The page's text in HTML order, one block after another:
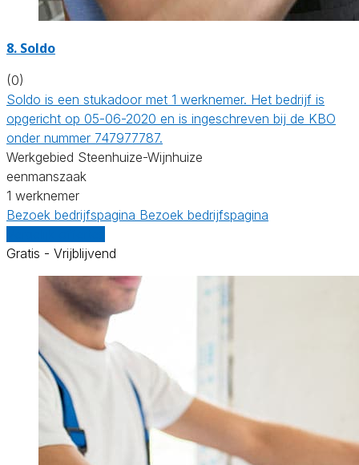
8. Soldo
(0)
Soldo is een stukadoor met 1 werknemer. Het bedrijf is
opgericht op 05-06-2020 en is ingeschreven bij de KBO
onder nummer 747977787.
Werkgebied Steenhuize-Wijnhuize
eenmanszaak
1 werknemer
Bezoek bedrijfspagina Bezoek bedrijfspagina
Gratis - Vrijblijvend